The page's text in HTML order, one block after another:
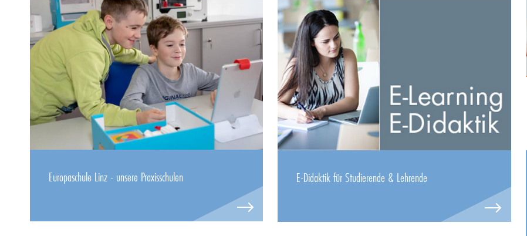
Europaschule Linz - unsere Praxisschulen E-Didaktik für Studierende & Lehrende